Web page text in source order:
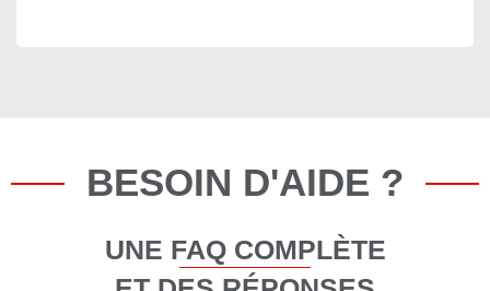
BESOIN D'AIDE ?
UNE FAQ COMPLÈTE